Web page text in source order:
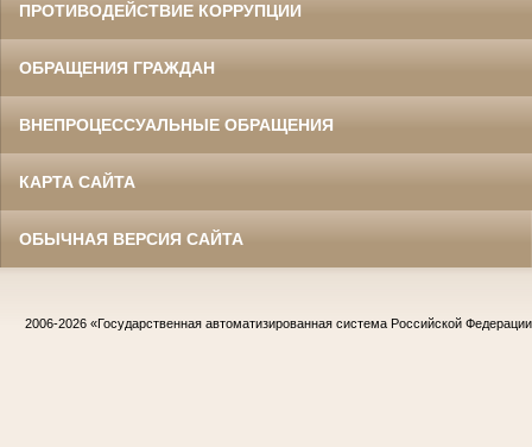
ПРОТИВОДЕЙСТВИЕ КОРРУПЦИИ
ОБРАЩЕНИЯ ГРАЖДАН
ВНЕПРОЦЕССУАЛЬНЫЕ ОБРАЩЕНИЯ
КАРТА САЙТА
ОБЫЧНАЯ ВЕРСИЯ САЙТА
2006-2026 «Государственная автоматизированная система Российской